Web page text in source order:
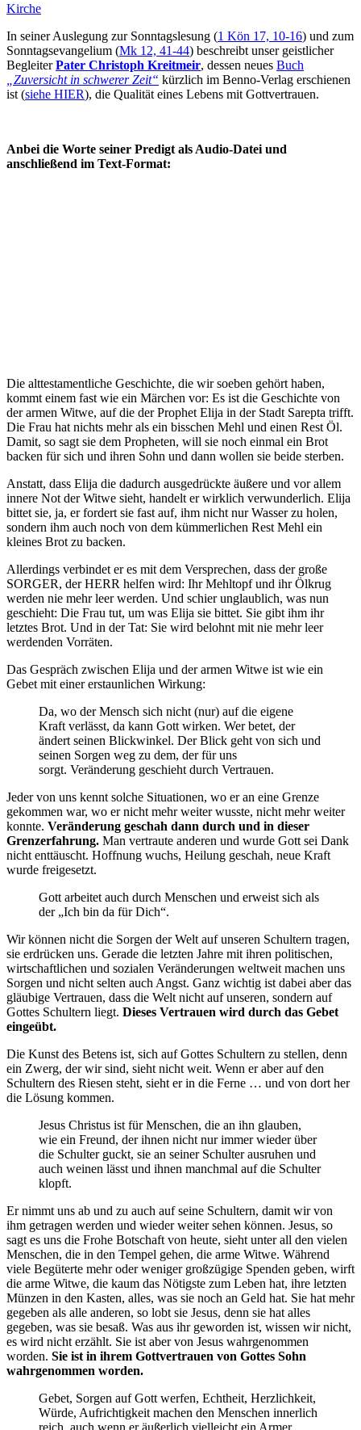
Kirche
In seiner Auslegung zur Sonntagslesung (1 Kön 17, 10-16) und zum
Sonntagsevangelium (Mk 12, 41-44) beschreibt unser geistlicher
BegleiterPater Christoph Kreitmeir, dessen neues Buch
„Zuversicht in schwerer Zeit“ kürzlich im Benno-Verlag erschienen
ist (siehe HIER), die Qualität eines Lebens mit Gottvertrauen.
Anbei die Worte seiner Predigt als Audio-Datei und
anschließend im Text-Format:
Die alttestamentliche Geschichte, die wir soeben gehört haben,
kommt einem fast wie ein Märchen vor: Es ist die Geschichte von
der armen Witwe, auf die der Prophet Elija in der Stadt Sarepta trifft.
Die Frau hat nichts mehr als ein bisschen Mehl und einen Rest Öl.
Damit, so sagt sie dem Propheten, will sie noch einmal ein Brot
backen für sich und ihren Sohn und dann wollen sie beide sterben.
Anstatt, dass Elija die dadurch ausgedrückte äußere und vor allem
innere Not der Witwe sieht, handelt er wirklich verwunderlich. Elija
bittet sie, ja, er fordert sie fast auf, ihm nicht nur Wasser zu holen,
sondern ihm auch noch von dem kümmerlichen Rest Mehl ein
kleines Brot zu backen.
Allerdings verbindet er es mit dem Versprechen, dass der große
SORGER, der HERR helfen wird: Ihr Mehltopf und ihr Ölkrug
werden nie mehr leer werden. Und schier unglaublich, was nun
geschieht: Die Frau tut, um was Elija sie bittet. Sie gibt ihm ihr
letztes Brot. Und in der Tat: Sie wird belohnt mit nie mehr leer
werdenden Vorräten.
Das Gespräch zwischen Elija und der armen Witwe ist wie ein
Gebet mit einer erstaunlichen Wirkung:
Da, wo der Mensch sich nicht (nur) auf die eigene
Kraft verlässt, da kann Gott wirken. Wer betet, der
ändert seinen Blickwinkel. Der Blick geht von sich und
seinen Sorgen weg zu dem, der für uns
sorgt. Veränderung geschieht durch Vertrauen.
Jeder von uns kennt solche Situationen, wo er an eine Grenze
gekommen war, wo er nicht mehr weiter wusste, nicht mehr weiter
konnte. Veränderung geschah dann durch und in dieser
Grenzerfahrung. Man vertraute anderen und wurde Gott sei Dank
nicht enttäuscht. Hoffnung wuchs, Heilung geschah, neue Kraft
wurde freigesetzt.
Gott arbeitet auch durch Menschen und erweist sich als
der „Ich bin da für Dich“.
Wir können nicht die Sorgen der Welt auf unseren Schultern tragen,
sie erdrücken uns. Gerade die letzten Jahre mit ihren politischen,
wirtschaftlichen und sozialen Veränderungen weltweit machen uns
Sorgen und nicht selten auch Angst. Ganz wichtig ist dabei aber das
gläubige Vertrauen, dass die Welt nicht auf unseren, sondern auf
Gottes Schultern liegt. Dieses Vertrauen wird durch das Gebet
eingeübt.
Die Kunst des Betens ist, sich auf Gottes Schultern zu stellen, denn
ein Zwerg, der wir sind, sieht nicht weit. Wenn er aber auf den
Schultern des Riesen steht, sieht er in die Ferne … und von dort her
die Lösung kommen.
Jesus Christus ist für Menschen, die an ihn glauben,
wie ein Freund, der ihnen nicht nur immer wieder über
die Schulter guckt, sie an seiner Schulter ausruhen und
auch weinen lässt und ihnen manchmal auf die Schulter
klopft.
Er nimmt uns ab und zu auch auf seine Schultern, damit wir von
ihm getragen werden und wieder weiter sehen können. Jesus, so
sagt es uns die Frohe Botschaft von heute, sieht unter all den vielen
Menschen, die in den Tempel gehen, die arme Witwe. Während
viele Begüterte mehr oder weniger großzügige Spenden geben, wirft
die arme Witwe, die kaum das Nötigste zum Leben hat, ihre letzten
Münzen in den Kasten, alles, was sie noch an Geld hat. Sie hat mehr
gegeben als alle anderen, so lobt sie Jesus, denn sie hat alles
gegeben, was sie besaß. Was aus ihr geworden ist, wissen wir nicht,
es wird nicht erzählt. Sie ist aber von Jesus wahrgenommen
worden. Sie ist in ihrem Gottvertrauen von Gottes Sohn
wahrgenommen worden.
Gebet, Sorgen auf Gott werfen, Echtheit, Herzlichkeit,
Würde, Aufrichtigkeit machen den Menschen innerlich
reich, auch wenn er äußerlich vielleicht ein Armer